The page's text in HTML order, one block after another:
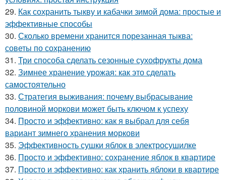
29. Как сохранить тыкву и кабачки зимой дома: простые и
эффективные способы
30. Сколько времени хранится порезанная тыква:
советы по сохранению
31. Три способа сделать сезонные сухофрукты дома
32. Зимнее хранение урожая: как это сделать
самостоятельно
33. Стратегия выживания: почему выбрасывание
половиной моркови может быть ключом к успеху
34. Просто и эффективно: как я выбрал для себя
вариант зимнего хранения моркови
35. Эффективность сушки яблок в электросушилке
36. Просто и эффективно: сохранение яблок в квартире
37. Просто и эффективно: как хранить яблоки в квартире